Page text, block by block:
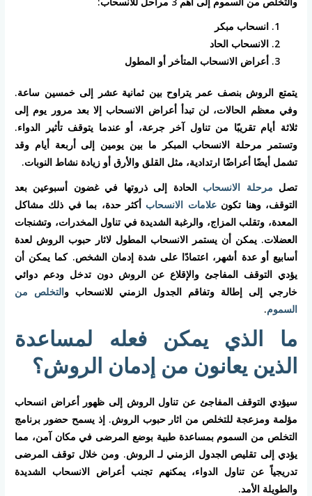
انسحاب مبكر
الانسحاب الحاد
أعراض الانسحاب المتأخر أو المطول
يتمتع الروش بنصف عمر يتراوح بين ثمانية عشر إلى خمسين ساعة.
وفي معظم الحالات، لن تبدأ أعراض الانسحاب إلا بعد مرور يوم إلى
ثلاثة أيام تقريبًا من تناول آخر جرعة، أو عندما يتوقف تأثير الدواء.
وتستمر مرحلة الانسحاب المبكر ما بين يومين إلى أربعة أيام وقد
تشمل أيضًا أعراضًا ارتدادية، مثل القلق والأرق أو زيادة نشاط النوبات.
تصل مرحلة الانسحاب الحادة إلى ذروتها في غضون أسبوعين بعد
التوقف، وهنا تكونعلامات الانسحاب أكثر حدة، بما في ذلك مشاكل
المعدة، وتقلب المزاج، والرغبة الشديدة في تناول المخدرات، وتشنجات
العضلات. يمكن أن يستمر الانسحاب المطول لاثار حبوب الروش لعدة
أسابيع أو عدة أشهر، اعتمادًا على شدة إدمان الشخص. كما يمكن أن
يؤدي التوقف المفاجئ والإقلاع عن الروش دون تدخل ودعم دوائي
خارجي إلى إطالة وتفاقم الجدول الزمني للانسحاب والتخلص من
السموم.
ما الذي يمكن فعله لمساعدة
الذين يعانون من إدمان الروش؟
سيؤدي التوقف المفاجئ عن تناول الروش إلى ظهور أعراض انسحاب
مؤلمة ومزعجة للتخلص من اثار حبوب الروش. إذ يسمح حضور برنامج
التخلص من السموم بمساعدة طبية بوضع المرضى في مكان آمن، مما
يؤدي إلى تقليص الجدول الزمني لـ الروش. ومن خلال توقف المرضى
تدريجياً عن تناول الدواء، يمكنهم تجنب أعراض الانسحاب الشديدة
والطويلة الأمد.